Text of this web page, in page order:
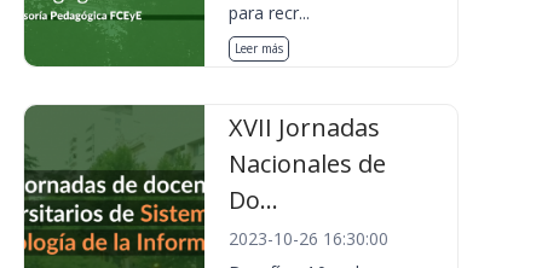
para recr...
Leer más
XVII Jornadas
Nacionales de
Do...
2023-10-26 16:30:00